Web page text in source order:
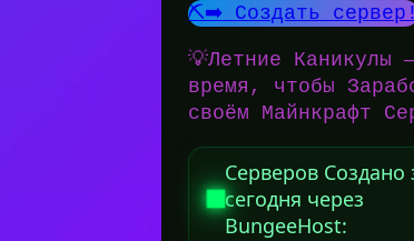
⛏️➡️ Создать
💡Летние Каникулы
время, чтобы
своём Майнкрафт
Серверов Создано
сегодня через
BungeeHost: